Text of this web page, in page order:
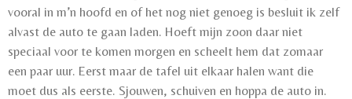
vooral in m’n hoofd en of het nog niet genoeg is besluit ik zelf
alvast de auto te gaan laden. Hoeft mijn zoon daar niet
speciaal voor te komen morgen en scheelt hem dat zomaar
een paar uur. Eerst maar de tafel uit elkaar halen want die
moet dus als eerste. Sjouwen, schuiven en hoppa de auto in.